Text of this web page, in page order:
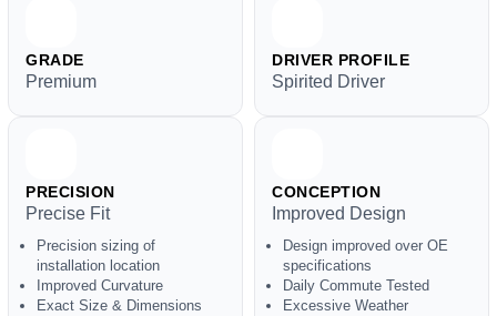
GRADE
Premium
DRIVER PROFILE
Spirited Driver
PRECISION
Precise Fit
Precision sizing of
installation location
Improved Curvature
Exact Size & Dimensions
CONCEPTION
Improved Design
Design improved over OE
specifications
Daily Commute Tested
Excessive Weather